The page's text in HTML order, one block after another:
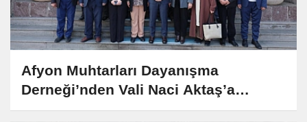
Afyon Muhtarları Dayanışma
Derneği’nden Vali Naci Aktaş’a
Anlamlı Ziyaret